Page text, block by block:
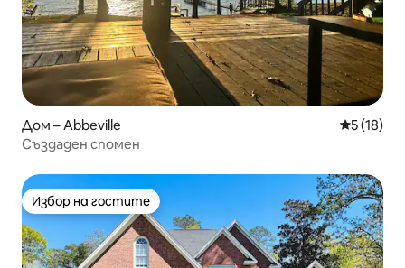
Дом – Abbeville Средна
5 (18)
Създаден спомен
Избор на гостите
Избор на гостите